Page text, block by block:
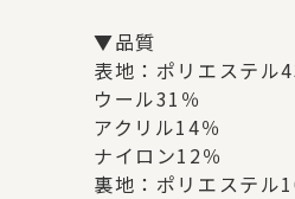
▼品質
表地：ポリエステル
ウール31％
アクリル14％
ナイロン12％
裏地：ポリエステル